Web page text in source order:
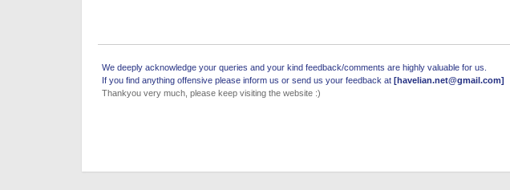
We deeply acknowledge your queries and your kind feedback/comments are highly valuable for us.
If you find anything offensive please inform us or send us your feedback at [havelian.net@gmail.com]
Thankyou very much, please keep visiting the website :)